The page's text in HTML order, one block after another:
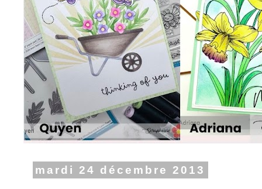
mardi 24 décembre 2013